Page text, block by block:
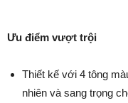
Ưu điểm vượt trội
Thiết kế với 4 tông
nhiên và sang trọng